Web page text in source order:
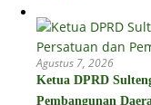
Agustus 7, 2026
Ketua DPRD
Pembangunan